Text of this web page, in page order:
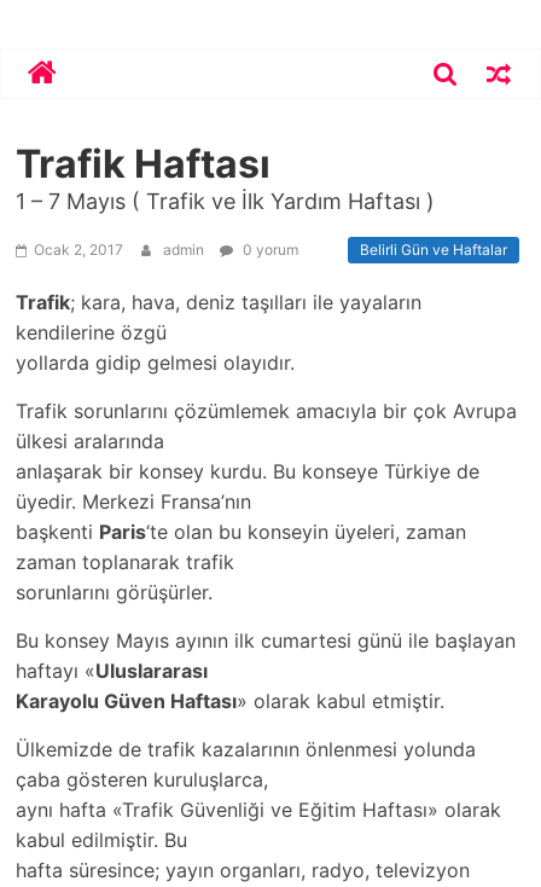
contentBekirhoca.com
Trafik Haftası
1 – 7 Mayıs ( Trafik ve İlk Yardım Haftası )
Belirli Gün ve Haftalar
Ocak 2, 2017 admin 0 yorum
Trafik; kara, hava, deniz taşılları ile yayaların
kendilerine özgü
yollarda gidip gelmesi olayıdır.
Trafik sorunlarını çözümlemek amacıyla bir çok Avrupa
ülkesi aralarında
anlaşarak bir konsey kurdu. Bu konseye Türkiye de
üyedir. Merkezi Fransa’nın
başkenti Paris‘te olan bu konseyin üyeleri, zaman
zaman toplanarak trafik
sorunlarını görüşürler.
Bu konsey Mayıs ayının ilk cumartesi günü ile başlayan
haftayı «Uluslararası
Karayolu Güven Haftası» olarak kabul etmiştir.
Ülkemizde de trafik kazalarının önlenmesi yolunda
çaba gösteren kuruluşlarca,
aynı hafta «Trafik Güvenliği ve Eğitim Haftası» olarak
kabul edilmiştir. Bu
hafta süresince; yayın organları, radyo, televizyon